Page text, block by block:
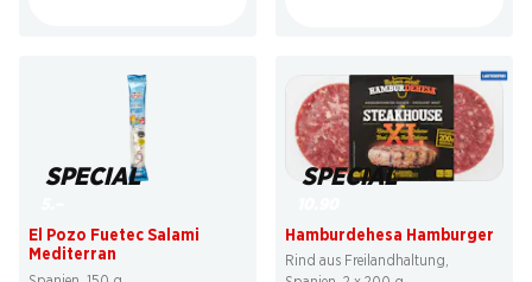
SPECIAL
El Pozo Fuetec Salami
Mediterran
SPECIAL
Hamburdehesa Hamburger
Rind aus Freilandhaltung,